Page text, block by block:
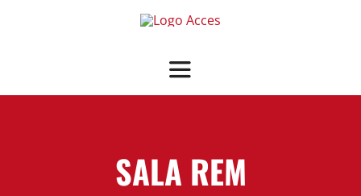
Toggle
Navigation
OFRECEMOSSALA REM